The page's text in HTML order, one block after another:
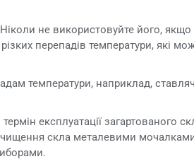
не використовуйте його,
перепадів температури, які
температури, наприклад,
експлуатації загартованого
скла металевими